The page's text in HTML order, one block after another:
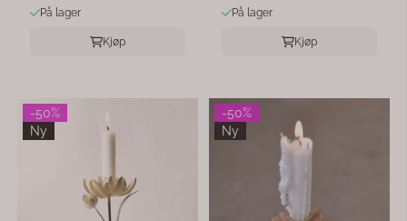
På lager
Kjøp
På lager
Kjøp
-50%
Ny
-50%
Ny